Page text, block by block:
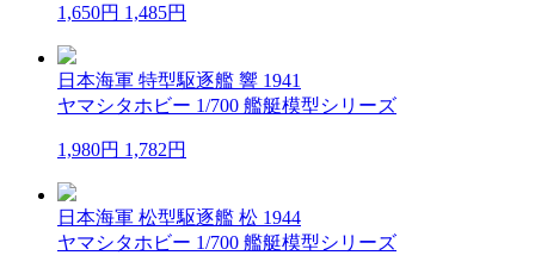
1,650円 1,485円
日本海軍 特型駆逐艦 響 1941
ヤマシタホビー 1/700 艦艇模型シリーズ
1,980円 1,782円
日本海軍 松型駆逐艦 松 1944
ヤマシタホビー 1/700 艦艇模型シリーズ